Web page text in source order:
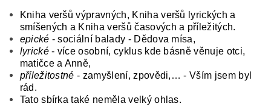
Kniha veršů výpravných, Kniha veršů lyrických a
smíšených a Kniha veršů časových a příležitých.
epické - sociální balady - Dědova mísa,
lyrické- více osobní, cyklus kde básně věnuje otci,
matičce a Anně,
příležitostné - zamyšlení, zpovědi,… - Vším jsem byl
rád.
Tato sbírka také neměla velký ohlas.